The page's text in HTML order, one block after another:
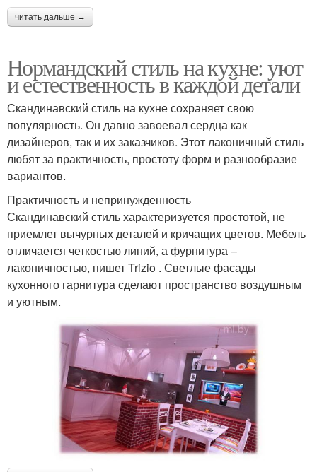
читать дальше →
Нормандский стиль на кухне: уют
и естественность в каждой детали
Скандинавский стиль на кухне сохраняет свою
популярность. Он давно завоевал сердца как
дизайнеров, так и их заказчиков. Этот лаконичный стиль
любят за практичность, простоту форм и разнообразие
вариантов.
Практичность и непринужденность
Скандинавский стиль характеризуется простотой, не
приемлет вычурных деталей и кричащих цветов. Мебель
отличается четкостью линий, а фурнитура –
лаконичностью, пишет Trizio . Светлые фасады
кухонного гарнитура сделают пространство воздушным
и уютным.